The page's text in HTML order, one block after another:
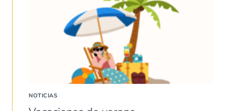
NOTICIAS